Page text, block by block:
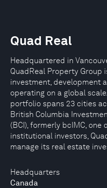
Headquarters
Canada
Quad Real
Headquartered in
QuadReal Property Group
investment, development
operating on a global
portfolio spans 23 cities
British Columbia
(BCI), formerly bcIMC, one
institutional investors,
manage its real estate